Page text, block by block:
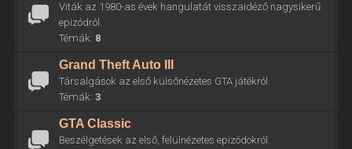
Viták az 1980-as évek hangulatát visszaidéző nagysikerű
epizódról.
Témák: 8
Grand Theft Auto III
Társalgások az első külsőnézetes GTA játékról.
Témák: 3
GTA Classic
Beszélgetések az első, felülnézetes epizódokról.